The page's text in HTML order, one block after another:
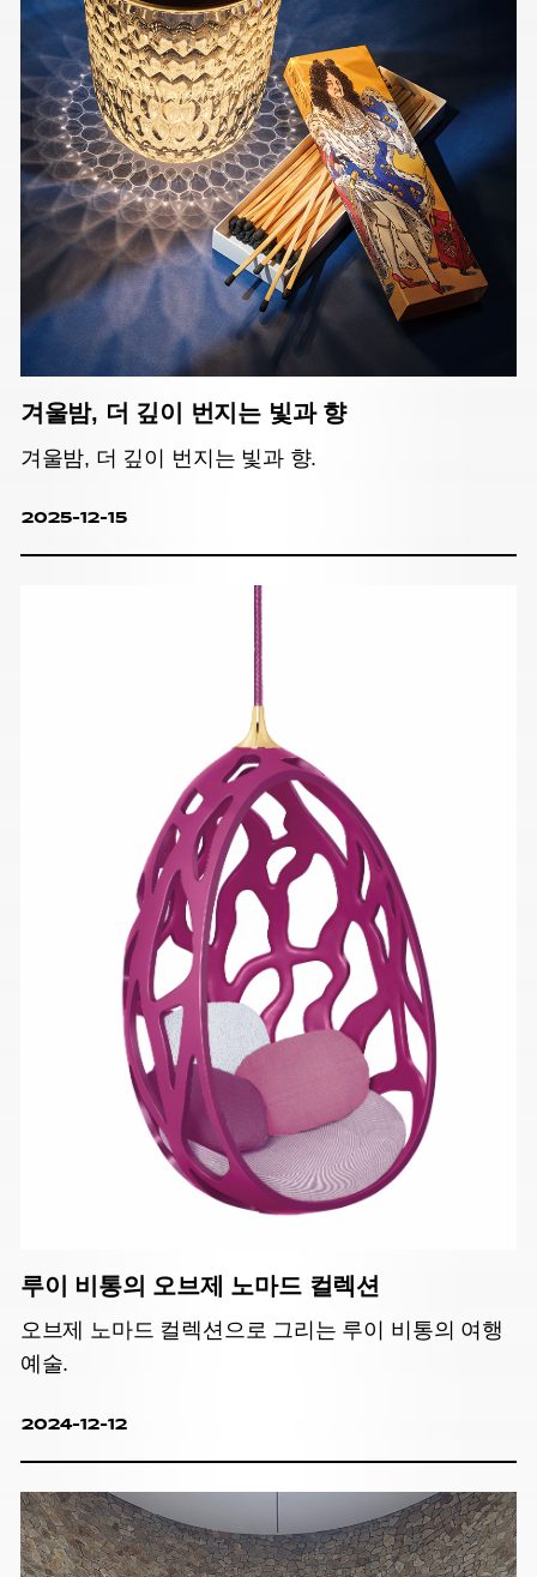
겨울밤, 더 깊이 번지는 빛과 향
겨울밤, 더 깊이 번지는 빛과 향.
2025-12-15
루이 비통의 오브제 노마드 컬렉션
오브제 노마드 컬렉션으로 그리는 루이 비통의 여행
예술.
2024-12-12